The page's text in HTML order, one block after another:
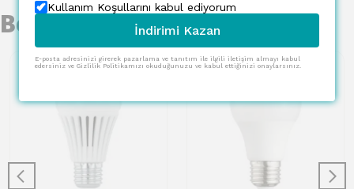
Benzer Ürünler
Kullanım Koşullarını kabul ediyorum
İndirimi Kazan
E-posta adresinizi girerek pazarlama ve tanıtım ile ilgili iletişim almayı kabul
edersiniz ve Gizlilik Politikamızı okuduğunuzu ve kabul ettiğinizi onaylarsınız.